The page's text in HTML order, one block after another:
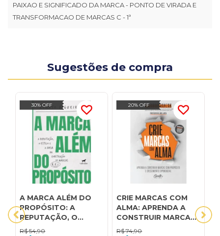
PAIXAO E SIGNIFICADO DA MARCA - PONTO DE VIRADA E
TRANSFORMACAO DE MARCAS C - 1ª
Sugestões de compra
30% OFF
A MARCA ALÉM DO
PROPÓSITO: A
REPUTAÇÃO, O
ESTILO E A IDEIA NA
R$ 54,90
20% OFF
CRIE MARCAS COM
ALMA: APRENDA A
CONSTRUIR MARCAS
COM PROPÓSITO E
R$ 74,90